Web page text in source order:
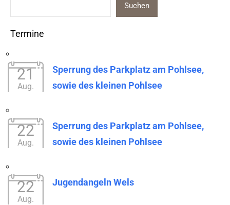
Suchen
Termine
21
Aug.
Sperrung des Parkplatz am Pohlsee,
sowie des kleinen Pohlsee
22
Aug.
Sperrung des Parkplatz am Pohlsee,
sowie des kleinen Pohlsee
22
Aug.
Jugendangeln Wels